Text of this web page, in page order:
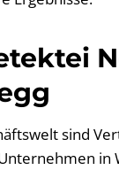
sind
in